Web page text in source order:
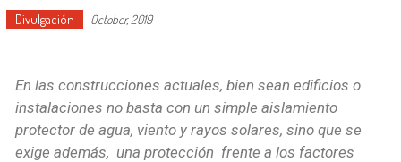
Divulgación October, 2019
En las construcciones actuales, bien sean edificios o
instalaciones no basta con un simple aislamiento
protector de agua, viento y rayos solares, sino que se
exige además, una protección frente a los factores